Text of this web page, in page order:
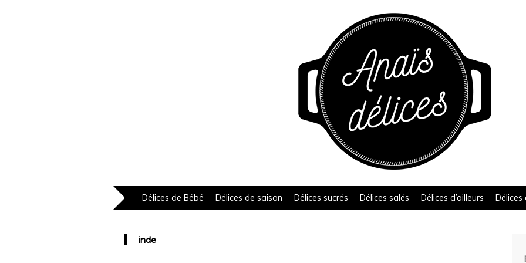
Délices de Bébé Délices de saison Délices sucrés Délices salés Délices d’ailleurs Délices
inde